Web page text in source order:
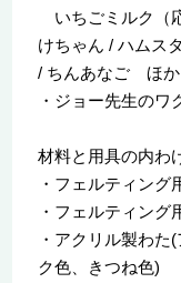
いちごミルク（
けちゃん / ハムス
/ ちんあなご ほか
・ジョー先生のワ
材料と用具の内わ
・フェルティング
・フェルティング
・アクリル製わ
ク色、きつね色)